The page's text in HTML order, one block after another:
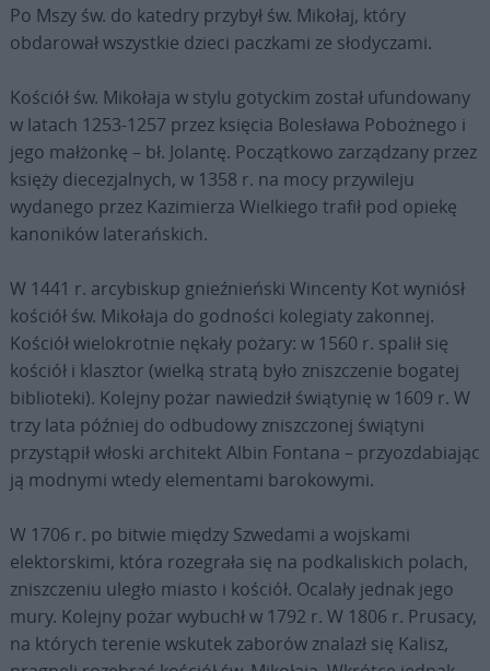
Po Mszy św. do katedry przybył św. Mikołaj, który
obdarował wszystkie dzieci paczkami ze słodyczami.
Kościół św. Mikołaja w stylu gotyckim został ufundowany
w latach 1253-1257 przez księcia Bolesława Pobożnego i
jego małżonkę – bł. Jolantę. Początkowo zarządzany przez
księży diecezjalnych, w 1358 r. na mocy przywileju
wydanego przez Kazimierza Wielkiego trafił pod opiekę
kanoników laterańskich.
W 1441 r. arcybiskup gnieźnieński Wincenty Kot wyniósł
kościół św. Mikołaja do godności kolegiaty zakonnej.
Kościół wielokrotnie nękały pożary: w 1560 r. spalił się
kościół i klasztor (wielką stratą było zniszczenie bogatej
biblioteki). Kolejny pożar nawiedził świątynię w 1609 r. W
trzy lata później do odbudowy zniszczonej świątyni
przystąpił włoski architekt Albin Fontana – przyozdabiając
ją modnymi wtedy elementami barokowymi.
W 1706 r. po bitwie między Szwedami a wojskami
elektorskimi, która rozegrała się na podkaliskich polach,
zniszczeniu uległo miasto i kościół. Ocalały jednak jego
mury. Kolejny pożar wybuchł w 1792 r. W 1806 r. Prusacy,
na których terenie wskutek zaborów znalazł się Kalisz,